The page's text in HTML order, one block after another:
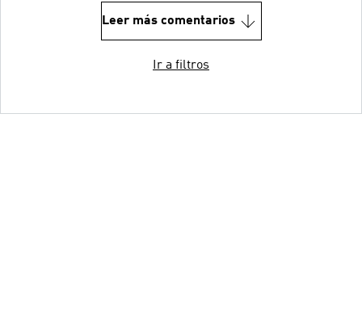
Leer más comentarios
Ir a filtros